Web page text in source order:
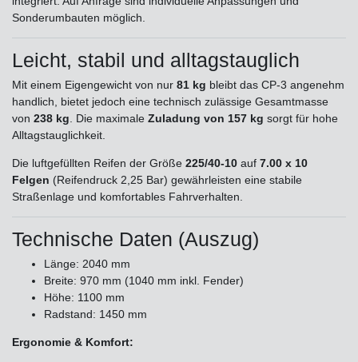
Sonderumbauten möglich.
Leicht, stabil und alltagstauglich
Mit einem Eigengewicht von nur 81 kg bleibt das CP-3 angenehm
handlich, bietet jedoch eine technisch zulässige Gesamtmasse
von 238 kg . Die maximale Zuladung von 157 kg sorgt für hohe
Alltagstauglichkeit.
Die luftgefüllten Reifen der Größe 225/40-10 auf 7.00 x 10
Felgen (Reifendruck 2,25 Bar) gewährleisten eine stabile
Straßenlage und komfortables Fahrverhalten.
Technische Daten (Auszug)
Länge: 2040 mm
Breite: 970 mm (1040 mm inkl. Fender)
Höhe: 1100 mm
Radstand: 1450 mm
Ergonomie & Komfort: